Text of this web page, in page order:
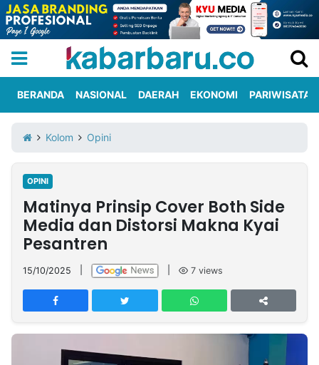
Iklan
Berita
Kami
Nasional
International
Olahraga
Entertainment
Daerah
Pariwisata
Kuliner
Kolom
Network
PT
TREETAN
INDONESIA
BERANDA NASIONAL DAERAH EKONOMI PARIWISATA
Kolom Opini
OPINI
Matinya Prinsip Cover Both Side
Media dan Distorsi Makna Kyai
Pesantren
15/10/2025 7 views